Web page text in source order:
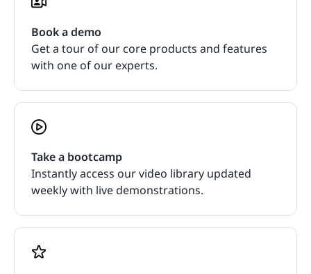
Book a demo
Get a tour of our core products and features
with one of our experts.
Take a bootcamp
Instantly access our video library updated
weekly with live demonstrations.